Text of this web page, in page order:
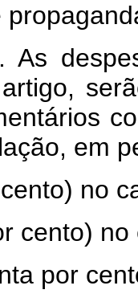
As
em
no
cento)
por